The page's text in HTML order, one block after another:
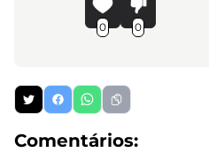
0 0
Comentários: